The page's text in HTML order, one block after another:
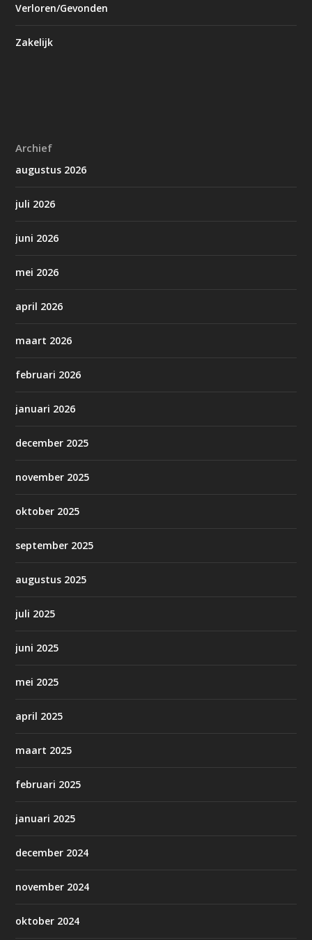
Verloren/Gevonden
Zakelijk
Archief
augustus 2026
juli 2026
juni 2026
mei 2026
april 2026
maart 2026
februari 2026
januari 2026
december 2025
november 2025
oktober 2025
september 2025
augustus 2025
juli 2025
juni 2025
mei 2025
april 2025
maart 2025
februari 2025
januari 2025
december 2024
november 2024
oktober 2024